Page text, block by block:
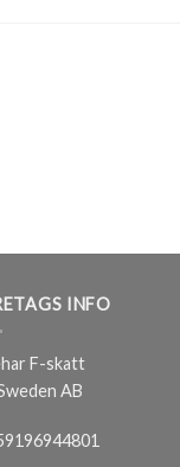
INFO
F-skatt
AB